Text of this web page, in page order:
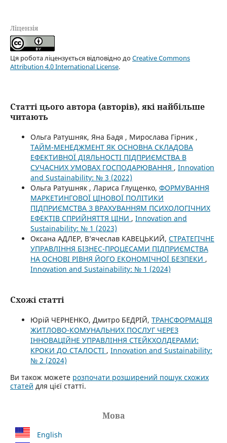
Ліцензія
Ця робота ліцензується відповідно доCreative Commons
Attribution 4.0 International License.
Статті цього автора (авторів), які найбільше
читають
Ольга Ратушняк, Яна Бадя , Мирослава Гірник ,
ТАЙМ-МЕНЕДЖМЕНТ ЯК ОСНОВНА СКЛАДОВА
ЕФЕКТИВНОЇ ДІЯЛЬНОСТІ ПІДПРИЄМСТВА В
СУЧАСНИХ УМОВАХ ГОСПОДАРЮВАННЯ , Innovation
and Sustainability: № 3 (2022)
Ольга Ратушняк , Лариса Глущенко, ФОРМУВАННЯ
МАРКЕТИНГОВОЇ ЦІНОВОЇ ПОЛІТИКИ
ПІДПРИЄМСТВА З ВРАХУВАННЯМ ПСИХОЛОГІЧНИХ
ЕФЕКТІВ СПРИЙНЯТТЯ ЦІНИ , Innovation and
Sustainability: № 1 (2023)
Оксана АДЛЕР, В’ячеслав КАВЕЦЬКИЙ, СТРАТЕГІЧНЕ
УПРАВЛІННЯ БІЗНЕС-ПРОЦЕСАМИ ПІДПРИЄМСТВА
НА ОСНОВІ РІВНЯ ЙОГО ЕКОНОМІЧНОЇ БЕЗПЕКИ ,
Innovation and Sustainability: № 1 (2024)
Схожі статті
Юрій ЧЕРНЕНКО, Дмитро БЕДРІЙ, ТРАНСФОРМАЦІЯ
ЖИТЛОВО-КОМУНАЛЬНИХ ПОСЛУГ ЧЕРЕЗ
ІННОВАЦІЙНЕ УПРАВЛІННЯ СТЕЙКХОЛДЕРАМИ:
КРОКИ ДО СТАЛОСТІ , Innovation and Sustainability:
№ 2 (2024)
Ви також можете розпочати розширений пошук схожих
статей для цієї статті.
Мова
English